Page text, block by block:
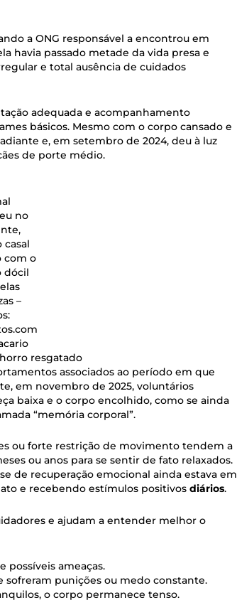
a ONG responsável a encontrou em
havia passado metade da vida presa e
e total ausência de cuidados
adequada e acompanhamento
básicos. Mesmo com o corpo cansado e
e, em setembro de 2024, deu à luz
de porte médio.
no
casal
com o
dócil
–
resgatado
associados ao período em que
em novembro de 2025, voluntários
baixa e o corpo encolhido, como se ainda
“memória corporal”.
ou forte restrição de movimento tendem a
ou anos para se sentir de fato relaxados.
de recuperação emocional ainda estava em
e recebendo estímulos positivos diários.
e ajudam a entender melhor o
possíveis ameaças.
sofreram punições ou medo constante.
o corpo permanece tenso.